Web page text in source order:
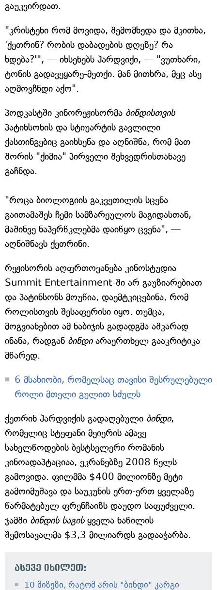
გაუკვირდათ.
"კრისტენი რომ მოვიდა, შემომხედა და მკითხა,
'ქეთრინ? რობის დაბადების დღეზე? რა
ხდება?'", — იხსენებს ჰარდვიქი, — "ვუთხარი,
ტონის გადავეყარე-მეთქი. მან მითხრა, მეც ასე
აღმოვჩნდი აქო".
პოდკასტში კინორეჟისორმა ბინდისთვის
პატინსონის და სტიუარტის გავლილი
ქასთინგებიც გაიხსენა და აღნიშნა, რომ მათ
შორის "ქიმია" პირველი შეხვედრისთანავე
გაჩნდა.
"როცა ბიოლოგიის გაკვეთილის სცენა
გაითამაშეს ჩემი სამზარეულოს მაგიდასთან,
მაშინვე ნაპერწკლებმა დაიწყო ცვენა", —
აღნიშნავს ქეთრინი.
რეჟისორის აღფრთოვანება კინოსტუდია
Summit Entertainment-ში არ გაუზიარებიათ
და პატინსონს მოუწია, დაემტკიცებინა, რომ
როლისთვის შესაფერისი იყო. თუმცა,
მოგვიანებით ამ ნაბიჯის გადადგმა აშკარად
ინანა, რადგან ბინდიარაერთხელ გააკრიტიკა
მწარედ.
6 მსახიობი, რომელსაც თავისი შესრულებული
როლი მთელი გულით სძულს
ქეთრინ ჰარდვიქის გადაღებული ბინდი,
რომელიც სტეფანი მეიერის ამავე
სახელწოდების ბესტსელერი რომანის
კინოადაპტაციაა, ეკრანებზე 2008 წელს
გამოვიდა. ფილმმა $400 მილიონზე მეტი
გამოიმუშავა და საუკუნის ერთ-ერთ ყველაზე
წარმატებულ ფრენჩაიზს დაუდო საფუძველი.
ჯამში ბინდის საგისყველა ნაწილის
შემოსავალმა $3,3 მილიარდს გადააჭარბა.
ასევე იხილეთ:
10 მიზეზი, რატომ არის "ბინდი" კარგი